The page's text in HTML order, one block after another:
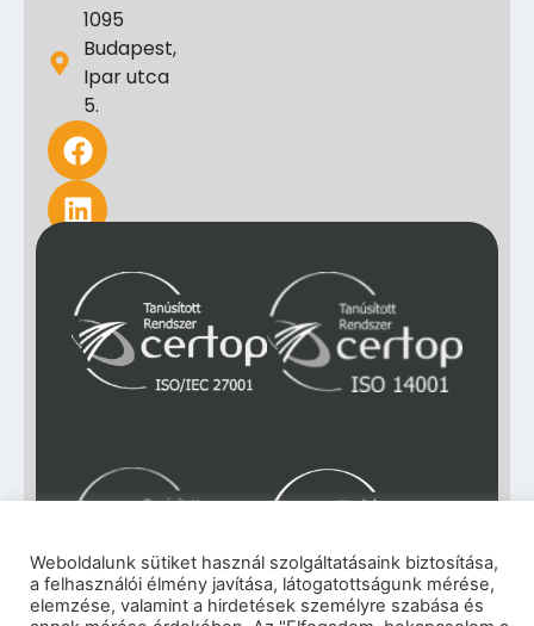
1095
Budapest,
Ipar utca
5.
Weboldalunk sütiket használ szolgáltatásaink biztosítása,
a felhasználói élmény javítása, látogatottságunk mérése,
elemzése, valamint a hirdetések személyre szabása és